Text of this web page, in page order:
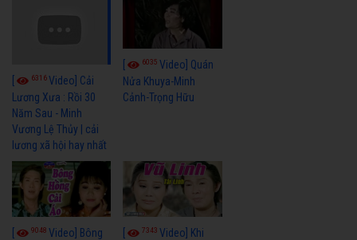
6316Video] Cải
Lương Xưa : Rồi 30
Năm Sau - Minh
Vương Lệ Thủy | cải
lương xã hội hay nhất
6035Video] Quán
Nửa Khuya-Minh
Cảnh-Trọng Hữu
9048 Video] Bông
7343Video] Khi